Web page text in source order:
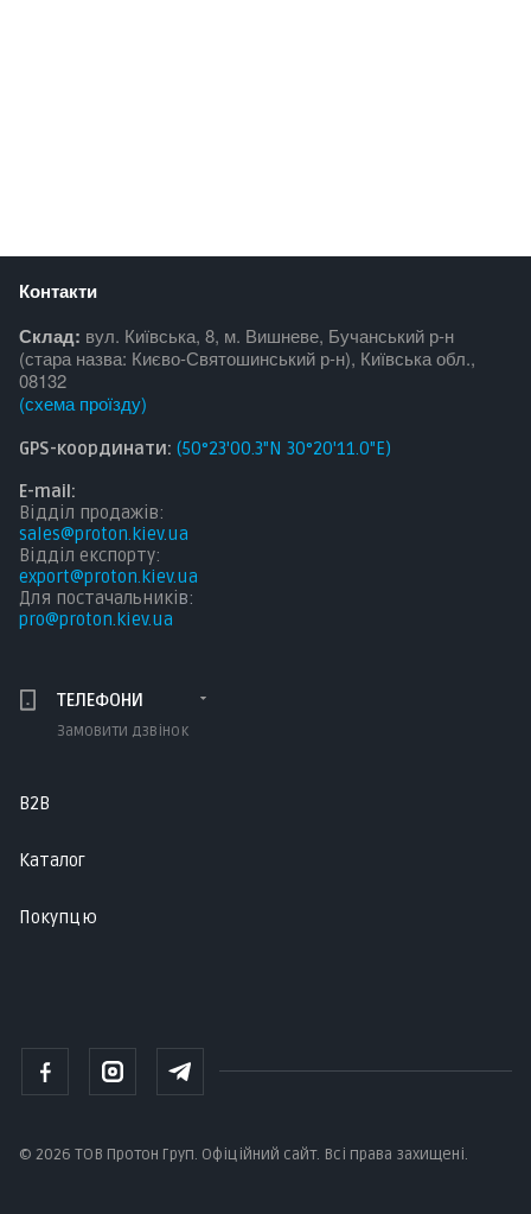
Контакти
Склад: вул. Київська, 8, м. Вишневе, Бучанський р-н
(стара назва: Києво-Святошинський р-н), Київська обл.,
08132
(схема проїзду)
GPS-координати: (50°23'00.3"N 30°20'11.0"E)
E-mail:
Відділ продажів:
sales@proton.kiev.ua
Відділ експорту:
export@proton.kiev.ua
Для постачальників:
pro@proton.kiev.ua
ТЕЛЕФОНИ
Замовити дзвінок
B2B
Каталог
Покупцю
© 2026 ТОВ Протон Груп. Офіційний сайт. Всі права захищені.